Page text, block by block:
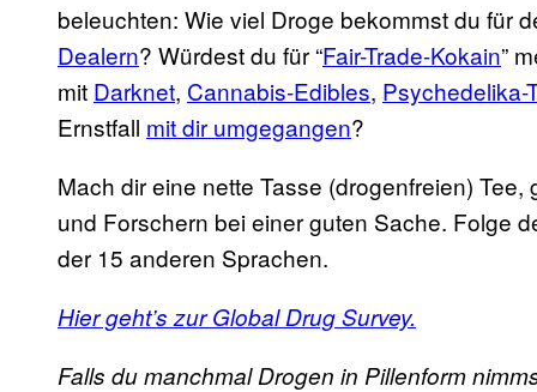
beleuchten: Wie viel Droge bekommst du für
Dealern? Würdest du für “Fair-Trade-Kokain”
mit Darknet, Cannabis-Edibles, Psychedelika-
Ernstfall mit dir umgegangen?
Mach dir eine nette Tasse (drogenfreien)
und Forschern bei einer guten Sache. Folge
der 15 anderen Sprachen.
Hier geht’s zur Global Drug Survey.
Falls du manchmal Drogen in Pillenform